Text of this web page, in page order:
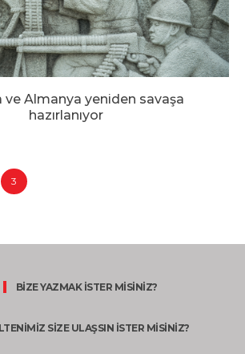
ve Almanya yeniden savaşa
hazırlanıyor
3
BİZE YAZMAK İSTER MİSİNİZ?
SİZE ULAŞSIN İSTER MİSİNİZ?